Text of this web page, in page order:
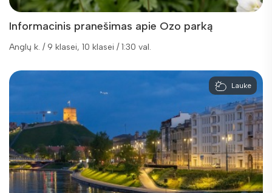
Informacinis pranešimas apie Ozo parką
Anglų k. / 9 klasei, 10 klasei / 1:30 val.
Lauke